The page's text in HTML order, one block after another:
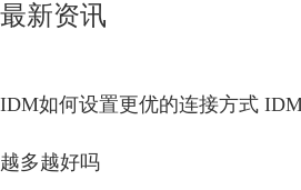
最新资讯
IDM如何设置更优的连接方式
越多越好吗